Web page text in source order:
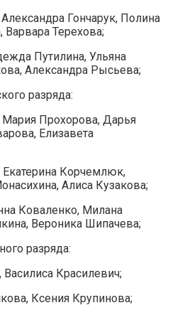
Гончарук, Полина
Варвара Терехова;
Путилина, Ульяна
Александра Рысьева;
разряда:
Мария Прохорова, Дарья
Елизавета
Екатерина Корчемлюк,
Алиса Кузакова;
Коваленко, Милана
Вероника Шипачева;
разряда:
Красилевич;
Ксения Крупинова;